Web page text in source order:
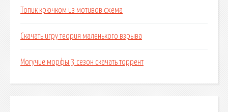
Топик крючком из мотивов схема
Скачать игру теория маленького взрыва
Могучие морфы 3 сезон скачать торрент